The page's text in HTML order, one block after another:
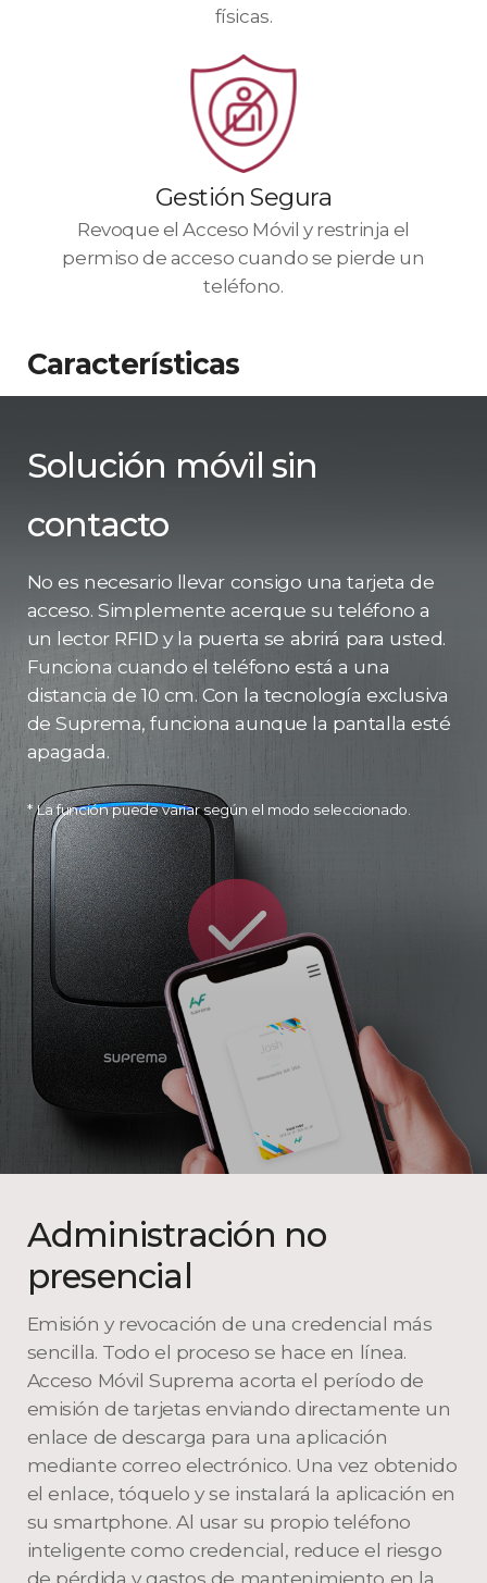
físicas.
Gestión Segura
Revoque el Acceso Móvil y restrinja el
permiso de acceso cuando se pierde un
teléfono.
Características
Solución móvil sin
contacto
No es necesario llevar consigo una tarjeta de
acceso. Simplemente acerque su teléfono a
un lector RFID y la puerta se abrirá para usted.
Funciona cuando el teléfono está a una
distancia de 10 cm. Con la tecnología exclusiva
de Suprema, funciona aunque la pantalla esté
apagada.
* La función puede variar según el modo seleccionado.
Administración no
presencial
Emisión y revocación de una credencial más
sencilla. Todo el proceso se hace en línea.
Acceso Móvil Suprema acorta el período de
emisión de tarjetas enviando directamente un
enlace de descarga para una aplicación
mediante correo electrónico. Una vez obtenido
el enlace, tóquelo y se instalará la aplicación en
su smartphone. Al usar su propio teléfono
inteligente como credencial, reduce el riesgo